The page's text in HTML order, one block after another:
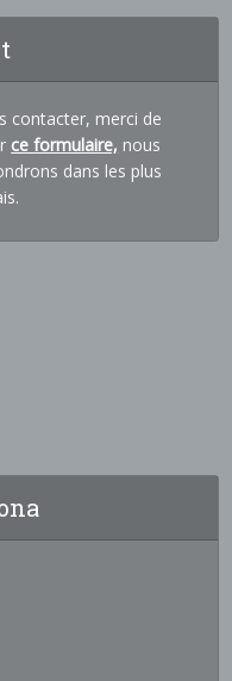
contacter, merci de
ce formulaire, nous
dans les plus